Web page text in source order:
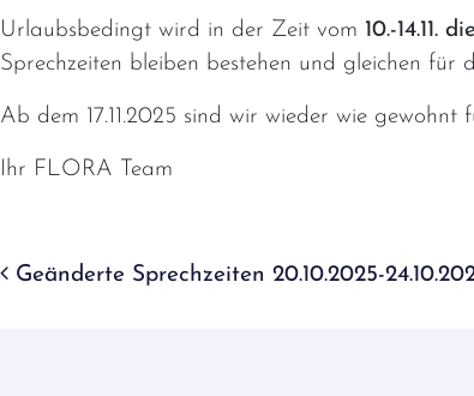
Urlaubsbedingt wird in der Zeit vom 10.-14.11.
Sprechzeiten bleiben bestehen und gleichen
Ab dem 17.11.2025 sind wir wieder wie gewohnt
Ihr FLORA Team
Beitrags-Navigation
Geänderte Sprechzeiten 20.10.2025-